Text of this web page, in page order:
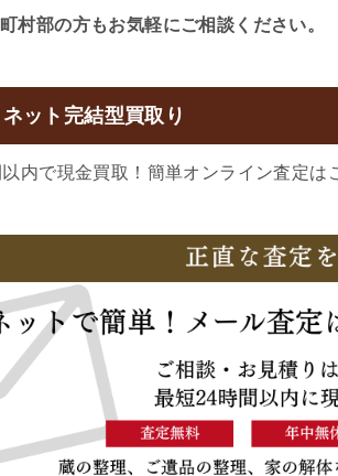
部の方もお気軽にご相談ください。
ット完結型買取り
内で現金買取！簡単オンライン査定は